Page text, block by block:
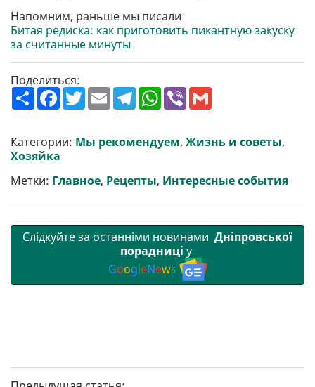
Напомним, раньше мы писали
Битая редиска: как приготовить пикантную закуску
за считанные минуты
Поделиться:
П
о
р
и
т
F
a
b
o
T
w
t
e
E
m
l
T
e
g
r
W
h
s
A
V
r l
Категории: Мы рекомендуем, Жизнь и советы,
Хозяйка
Метки: Главное, Рецепты, Интересные события
Слідкуйте за останніми новинами Дніпровської
порадниці у
GoogleNews